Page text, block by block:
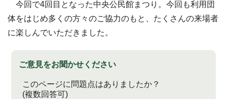
今回で4回目となった中央公民館まつり。今回も利用団
体をはじめ多くの方々のご協力のもと、たくさんの来場者
に楽しんでいただきました。
ご意見をお聞かせください
このページに問題点はありましたか？
(複数回答可)